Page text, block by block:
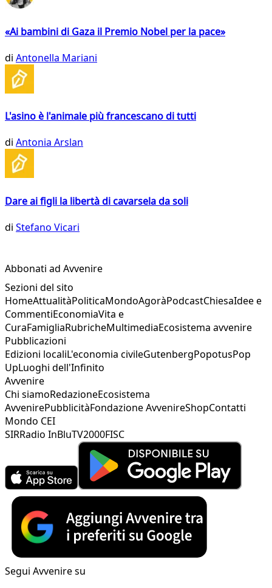
«Ai bambini di Gaza il Premio Nobel per la pace»
di Antonella Mariani
L'asino è l'animale più francescano di tutti
di Antonia Arslan
Dare ai figli la libertà di cavarsela da soli
di Stefano Vicari
Abbonati ad Avvenire
Sezioni del sito
HomeAttualitàPoliticaMondoAgoràPodcastChiesaIdee e
CommentiEconomiaVita e
CuraFamigliaRubricheMultimediaEcosistema avvenire
Pubblicazioni
Edizioni localiL'economia civileGutenbergPopotusPop
UpLuoghi dell'Infinito
Avvenire
Chi siamoRedazioneEcosistema
AvvenirePubblicitàFondazione AvvenireShopContatti
Mondo CEI
SIRRadio InBluTV2000FISC
Segui Avvenire su